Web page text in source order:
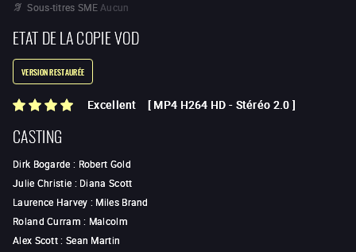
Sous-titres SME Aucun
ETAT DE LA COPIE VOD
VERSION RESTAURÉE
Excellent [ MP4 H264 HD - Stéréo 2.0 ]
CASTING
Dirk Bogarde : Robert Gold
Julie Christie : Diana Scott
Laurence Harvey : Miles Brand
Roland Curram : Malcolm
Alex Scott: Sean Martin